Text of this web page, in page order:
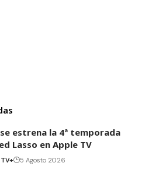
estrena la 4ª temporada
Lasso en Apple TV
5 Agosto 2026